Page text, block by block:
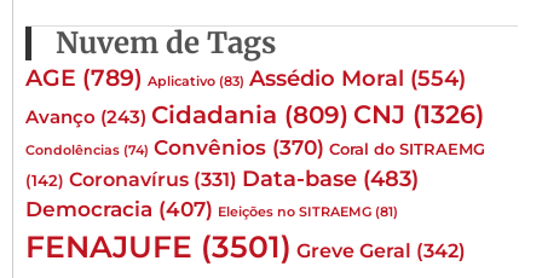
Nuvem de Tags
AGE (789) Aplicativo (83) Assédio Moral (554)
Avanço (243) Cidadania (809) CNJ (1326)
Condolências (74) Convênios (370) Coral do SITRAEMG
(142) Coronavírus (331) Data-base (483)
Democracia (407) Eleições no SITRAEMG (81)
FENAJUFE (3501) Greve Geral (342)